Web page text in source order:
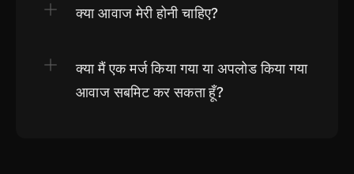
क्या आवाज मेरी होनी चाहिए?
क्या मैं एक मर्ज किया गया या अपलोड किया गया
आवाज सबमिट कर सकता हूँ?